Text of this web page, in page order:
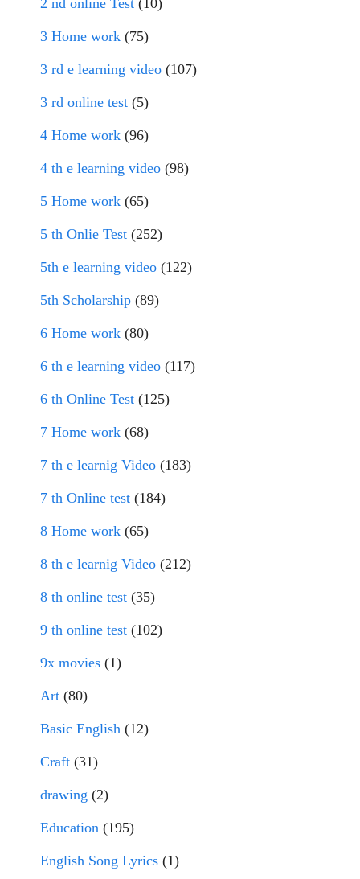
2 nd online Test (10)
3 Home work (75)
3 rd e learning video (107)
3 rd online test (5)
4 Home work (96)
4 th e learning video (98)
5 Home work (65)
5 th Onlie Test (252)
5th e learning video (122)
5th Scholarship (89)
6 Home work (80)
6 th e learning video (117)
6 th Online Test (125)
7 Home work (68)
7 th e learnig Video (183)
7 th Online test (184)
8 Home work (65)
8 th e learnig Video (212)
8 th online test (35)
9 th online test (102)
9x movies (1)
Art (80)
Basic English (12)
Craft (31)
drawing (2)
Education (195)
English Song Lyrics (1)